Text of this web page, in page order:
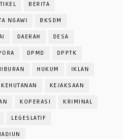
BERITA
NGAWI BKSDM
DAERAH DESA
DPMD DPPTK
HUKUM IKLAN
KEHUTANAN KEJAKSAAN
KOPERASI KRIMINAL
LEGESLATIF